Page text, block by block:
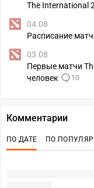
The International
04.08
Расписание
03.08
Первые матчи
человек
10
Комментарии
ПО ДАТЕ ПО